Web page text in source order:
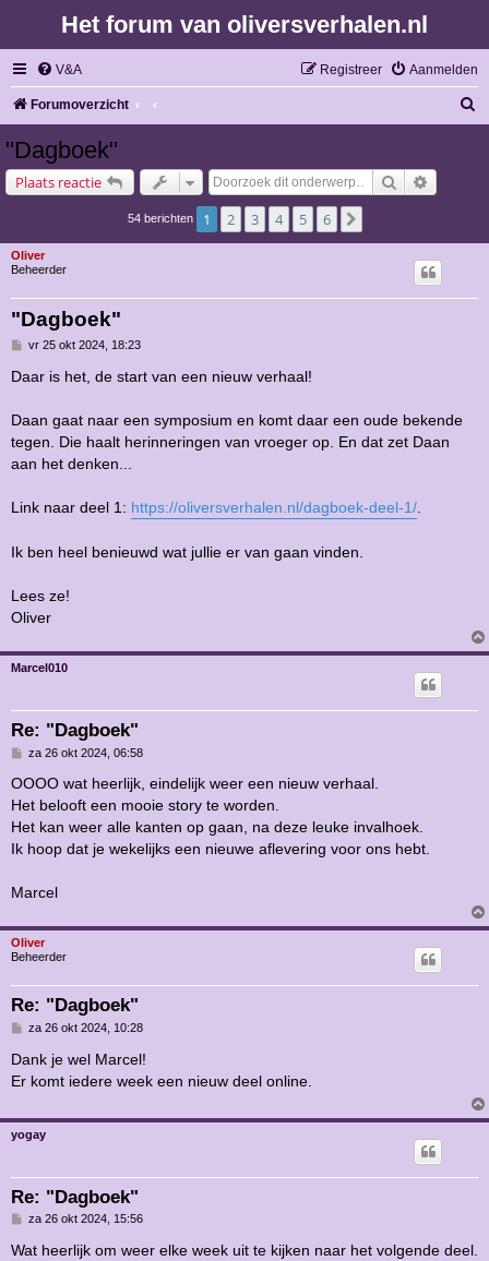
Het forum van oliversverhalen.nl
V&A Aanmelden
Registreer
Forumoverzicht
"Dagboek"
Plaats reactie Zoek
54 berichten 1 2 3 4 5 6
Oliver
Beheerder
"Dagboek"
B
r
i
t
vr 25 okt 2024, 18:23
Daar is het, de start van een nieuw verhaal!
Daan gaat naar een symposium en komt daar een oude bekende
tegen. Die haalt herinneringen van vroeger op. En dat zet Daan
aan het denken...
Link naar deel 1: https://oliversverhalen.nl/dagboek-deel-1/
Ik ben heel benieuwd wat jullie er van gaan vinden.
Lees ze!
Oliver
Marcel010
Re: "Dagboek"
B
r
c
h
t
za 26 okt 2024, 06:58
OOOO wat heerlijk, eindelijk weer een nieuw verhaal.
Het belooft een mooie story te worden.
Het kan weer alle kanten op gaan, na deze leuke invalhoek.
Ik hoop dat je wekelijks een nieuwe aflevering voor ons hebt.
Marcel
Oliver
Beheerder
Re: "Dagboek"
B
r
i
c
za 26 okt 2024, 10:28
Dank je wel Marcel!
Er komt iedere week een nieuw deel online.
yogay
Re: "Dagboek"
B
r
za 26 okt 2024, 15:56
Wat heerlijk om weer elke week uit te kijken naar het volgende deel.